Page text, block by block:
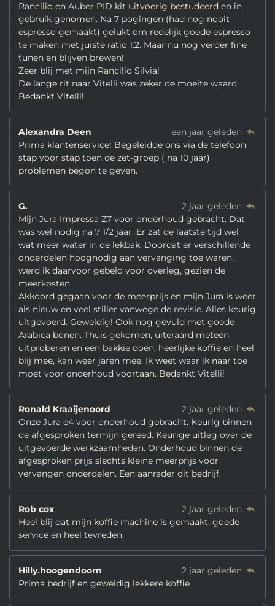
Rancilio en Auber PID kit uitvoerig bestudeerd en in
gebruik genomen. Na 7 pogingen (had nog nooit
espresso gemaakt) gelukt om redelijk goede espresso
te maken met juiste ratio 1:2. Maar nu nog verder fine
tunen en blijven brewen!
Zeer blij met mijn Rancilio Silvia!
De lange rit naar Vitelli was zeker de moeite waard.
Bedankt Vitelli!
Alexandra Deen
een jaar geleden
Prima klantenservice! Begeleidde ons via de telefoon
stap voor stap toen de zet-groep ( na 10 jaar)
problemen begon te geven.
G.
2 jaar geleden
Mijn Jura Impressa Z7 voor onderhoud gebracht. Dat
was wel nodig na 7 1/2 jaar. Er zat de laatste tijd wel
wat meer water in de lekbak. Doordat er verschillende
onderdelen hoognodig aan vervanging toe waren,
werd ik daarvoor gebeld voor overleg, gezien de
meerkosten.
Akkoord gegaan voor de meerprijs en mijn Jura is weer
als nieuw en veel stiller vanwege de revisie. Alles keurig
uitgevoerd. Geweldig! Ook nog gevuld met goede
Arabica bonen. Thuis gekomen, uiteraard meteen
uitproberen en een bakkie doen, heerlijke koffie en heel
blij mee, kan weer jaren mee. Ik weet waar ik naar toe
moet voor onderhoud voortaan. Bedankt Vitelli!
Ronald Kraaijenoord
2 jaar geleden
Onze Jura e4 voor onderhoud gebracht. Keurig binnen
de afgesproken termijn gereed. Keurige uitleg over de
uitgevoerde werkzaamheden. Onderhoud binnen de
afgesproken prijs slechts kleine meerprijs voor
vervangen onderdelen. Een aanrader dit bedrijf.
Rob cox
2 jaar geleden
Heel blij dat mijn koffie machine is gemaakt, goede
service en heel tevreden.
Hilly.hoogendoorn
2 jaar geleden
Prima bedrijf en geweldig lekkere koffie